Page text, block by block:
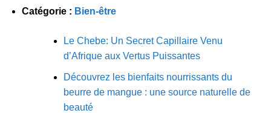
Catégorie : Bien-être
Le Chebe: Un Secret Capillaire Venu
d’Afrique aux Vertus Puissantes
Découvrez les bienfaits nourrissants du
beurre de mangue : une source naturelle de
beauté